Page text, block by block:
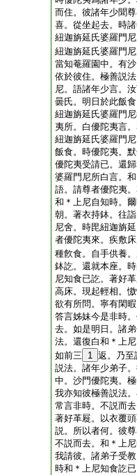
而住。彼諸年少聞
喜。從坐起去。時
紐迦旃延氏婆羅門
紐迦旃延氏婆羅門
當知菴羅園中。有
依於彼住。極善説
尼。語諸年少言。
曇氏。明日於此飯
紐迦旃延氏婆羅門
夷所。白優陀夷言
紐迦旃延氏婆羅門
飯食。時優陀夷。
優陀夷受請已。還
婆羅門尼所白言。
語。請尊者優陀夷
和＊上尼自知時。
朝。著衣持鉢。往
尼舍。時毘紐迦旃
者優陀夷來。疾敷
種飮食。自手供養
鉢訖。還就本座。
尼知食已訖。著好
高床。現起輕相。
欲有所問。寧有閑
答言姊妹今是非時
去。如是明日。諸
法。還復白和＊上
如前三
1 返。乃至
説法。諸年少弟子
中。沙門優陀夷。
我亦知彼極善説法
常言非時。不説而
著好革屣。以衣覆
説。所以者何。彼
不説而去。和＊上
我請彼。諸弟子受
時和＊上尼知食訖